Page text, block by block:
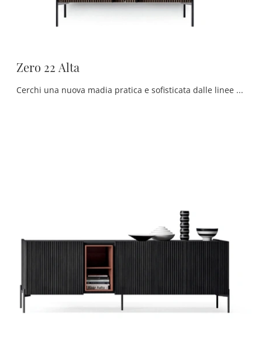
Zero 22 Alta
Cerchi una nuova madia pratica e sofisticata dalle linee moderne? Ti offriamo il modello Zero 22 Alta di Devina Nais, realizzato in legno.